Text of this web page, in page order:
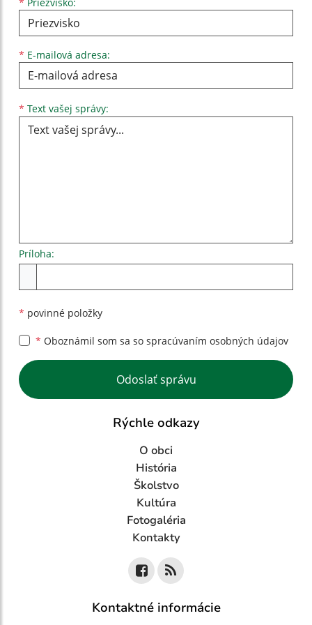
* E-mailová adresa:
* Text vašej správy:
Príloha:
* povinné položky
* Oboznámil som sa so spracúvaním osobných údajov
Google reCaptcha Response
Odoslať správu
Rýchle odkazy
O obci
História
Školstvo
Kultúra
Fotogaléria
Kontakty
Kontaktné informácie